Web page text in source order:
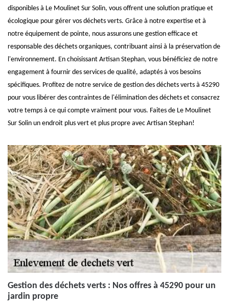
disponibles à Le Moulinet Sur Solin, vous offrent une solution pratique et
écologique pour gérer vos déchets verts. Grâce à notre expertise et à
notre équipement de pointe, nous assurons une gestion efficace et
responsable des déchets organiques, contribuant ainsi à la préservation de
l'environnement. En choisissant Artisan Stephan, vous bénéficiez de notre
engagement à fournir des services de qualité, adaptés à vos besoins
spécifiques. Profitez de notre service de gestion des déchets verts à 45290
pour vous libérer des contraintes de l'élimination des déchets et consacrez
votre temps à ce qui compte vraiment pour vous. Faites de Le Moulinet
Sur Solin un endroit plus vert et plus propre avec Artisan Stephan!
Gestion des déchets verts : Nos offres à 45290 pour un
jardin propre